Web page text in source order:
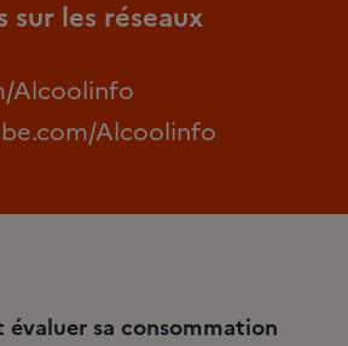
sur les réseaux
Alcoolinfo
Alcoolinfo
sa consommation